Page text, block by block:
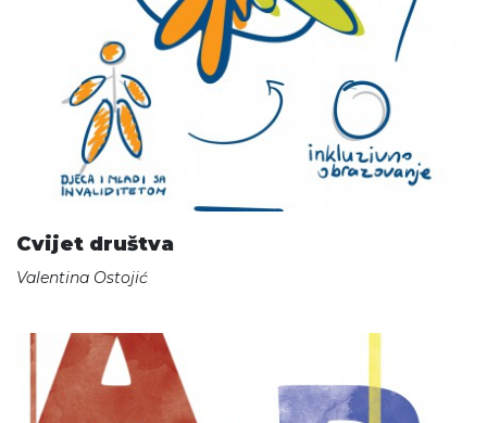
Cvijet društva
Valentina Ostojić